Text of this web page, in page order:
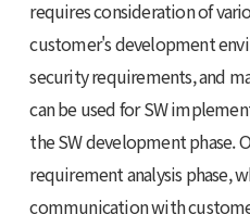
requires consideration of
customer's development
security requirements, and
can be used for SW
the SW development phase.
requirement analysis phase,
communication with